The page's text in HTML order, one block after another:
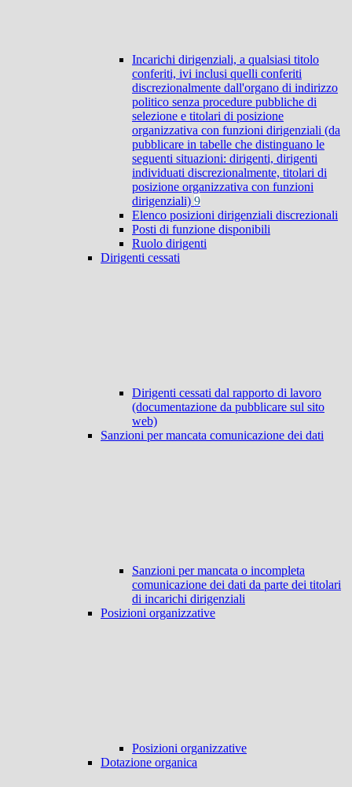
Incarichi dirigenziali, a qualsiasi titolo
conferiti, ivi inclusi quelli conferiti
discrezionalmente dall'organo di indirizzo
politico senza procedure pubbliche di
selezione e titolari di posizione
organizzativa con funzioni dirigenziali (da
pubblicare in tabelle che distinguano le
seguenti situazioni: dirigenti, dirigenti
individuati discrezionalmente, titolari di
posizione organizzativa con funzioni
dirigenziali) 9
Elenco posizioni dirigenziali discrezionali
Posti di funzione disponibili
Ruolo dirigenti
Dirigenti cessati
Dirigenti cessati dal rapporto di lavoro
(documentazione da pubblicare sul sito
web)
Sanzioni per mancata comunicazione dei dati
Sanzioni per mancata o incompleta
comunicazione dei dati da parte dei titolari
di incarichi dirigenziali
Posizioni organizzative
Posizioni organizzative
Dotazione organica